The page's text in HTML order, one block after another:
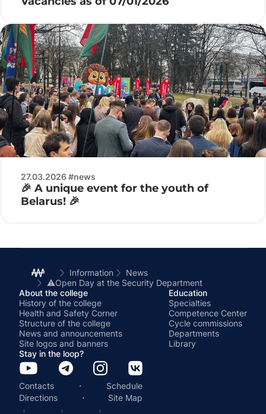
27.03.2026 #news
🎉 A unique event for the youth of
Belarus! 🎉
Information
News
⚠️Open Day at the Security Department
About the college
History of the college
Health and Safety Corner
Structure of the college
News and announcements
Site logos and banners
Education
Specialties
Competence Center
Cycle commissions
Departments
Library
Stay in the loop?
Contacts ·
Schedule
Directions
· Site Map